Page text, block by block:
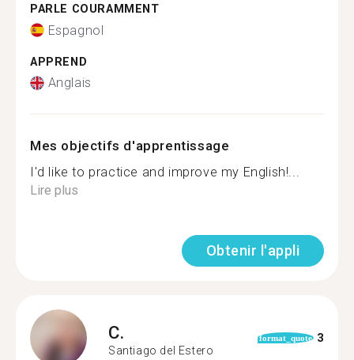
PARLE COURAMMENT
Espagnol
APPREND
Anglais
Mes objectifs d'apprentissage
I'd like to practice and improve my English!...
Lire plus
Obtenir l'appli
C.
Santiago del Estero
format_quote 3